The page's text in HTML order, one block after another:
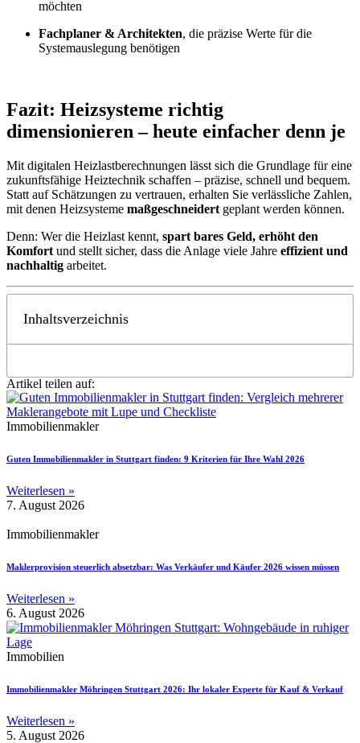
möchten
Fachplaner & Architekten, die präzise Werte für die
Systemauslegung benötigen
Fazit: Heizsysteme richtig
dimensionieren – heute einfacher denn je
Mit digitalen Heizlastberechnungen lässt sich die Grundlage für eine
zukunftsfähige Heiztechnik schaffen – präzise, schnell und bequem.
Statt auf Schätzungen zu vertrauen, erhalten Sie verlässliche Zahlen,
mit denen Heizsysteme maßgeschneidert geplant werden können.
Denn: Wer die Heizlast kennt, spart bares Geld, erhöht den
Komfort und stellt sicher, dass die Anlage viele Jahre effizient und
nachhaltig arbeitet.
Inhaltsverzeichnis
Artikel teilen auf:
Immobilienmakler
Guten Immobilienmakler in Stuttgart finden: 9 Kriterien für Ihre Wahl 2026
Weiterlesen »
7. August 2026
Immobilienmakler
Maklerprovision steuerlich absetzbar: Was Verkäufer und Käufer 2026 wissen müssen
Weiterlesen »
6. August 2026
Immobilien
Immobilienmakler Möhringen Stuttgart 2026: Ihr lokaler Experte für Kauf & Verkauf
Weiterlesen »
5. August 2026